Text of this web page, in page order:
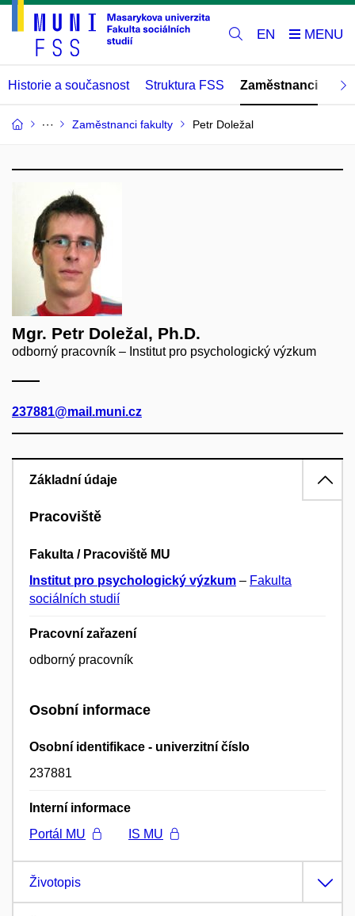
EN
Historie a současnost Struktura FSS Zaměstnanci
Zaměstnanci fakulty Petr Doležal
Mgr. Petr Doležal, Ph.D.
odborný pracovník – Institut pro psychologický výzkum
237881@mail.muni.cz
Základní údaje
Pracoviště
Fakulta / Pracoviště MU
Institut pro psychologický výzkum – Fakulta
sociálních studií
Pracovní zařazení
odborný pracovník
Osobní informace
Osobní identifikace - univerzitní číslo
237881
Interní informace
Portál MU
IS MU
Životopis